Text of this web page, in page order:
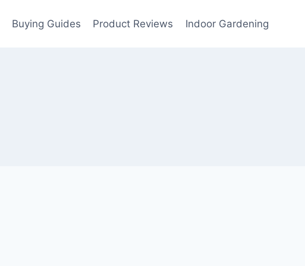
Buying Guides Product Reviews Indoor Gardening